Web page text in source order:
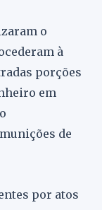
o
à
porções
em
de
por atos